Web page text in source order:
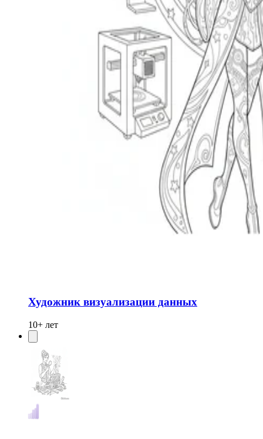
Художник визуализации данных
10+ лет